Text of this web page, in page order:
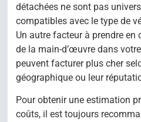
détachées ne sont pas
compatibles avec le type de
Un autre facteur à prendre
de la main-d’œuvre dans
peuvent facturer plus cher
géographique ou leur
Pour obtenir une estimation
coûts, il est toujours